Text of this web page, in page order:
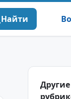
Найти